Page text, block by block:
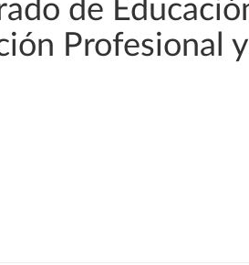
de
Profesional